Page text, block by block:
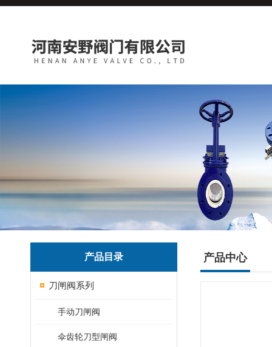
产品目录
刀闸阀系列
手动刀闸阀
伞齿轮刀型闸阀
产品中心